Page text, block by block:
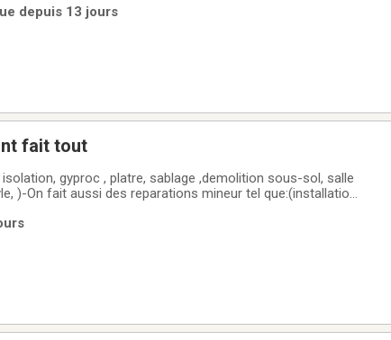
depuis 13 jours
fait tout
gyproc , platre, sablage ,demolition sous-sol, salle
)-On fait aussi des reparations mineur tel que:(installation